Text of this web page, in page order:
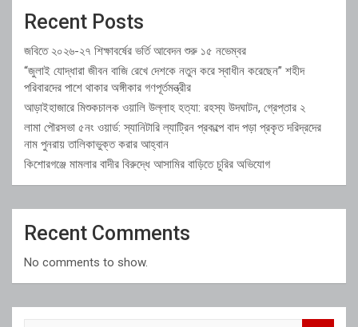
Recent Posts
জবিতে ২০২৬-২৭ শিক্ষাবর্ষের ভর্তি আবেদন শুরু ১৫ নভেম্বর
“জুলাই যোদ্ধারা জীবন বাজি রেখে দেশকে নতুন করে স্বাধীন করেছেন” শহীদ
পরিবারদের পাশে থাকার অঙ্গীকার গণপূর্তমন্ত্রীর
আড়াইহাজারে মিশুকচালক ওয়ালি উল্লাহ হত্যা: রহস্য উদঘাটন, গ্রেপ্তার ২
লামা পৌরসভা ৫নং ওয়ার্ড: স্যানিটারি ল্যাট্রিন প্রকল্পে বাদ পড়া প্রকৃত দরিদ্রদের
নাম পুনরায় তালিকাভুক্ত করার আহ্বান
কিশোরগঞ্জে মামলার বাদীর বিরুদ্ধে আসামির বাড়িতে চুরির অভিযোগ
Recent Comments
No comments to show.